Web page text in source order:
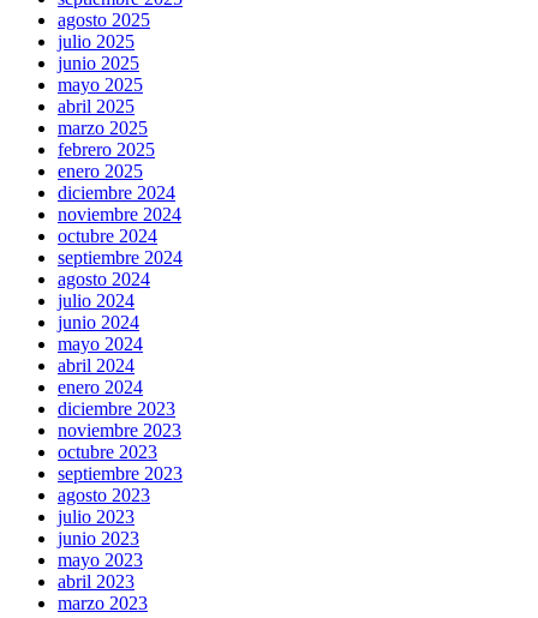
agosto 2025
julio 2025
junio 2025
mayo 2025
abril 2025
marzo 2025
febrero 2025
enero 2025
diciembre 2024
noviembre 2024
octubre 2024
septiembre 2024
agosto 2024
julio 2024
junio 2024
mayo 2024
abril 2024
enero 2024
diciembre 2023
noviembre 2023
octubre 2023
septiembre 2023
agosto 2023
julio 2023
junio 2023
mayo 2023
abril 2023
marzo 2023